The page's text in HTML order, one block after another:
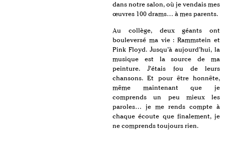
dans notre salon, où je vendais mes
œuvres 100 drams… à mes parents.
Au collège, deux géants ont
bouleversé ma vie : Rammstein et
Pink Floyd. Jusqu’à aujourd’hui, la
musique est la source de ma
peinture. J’étais fou de leurs
chansons. Et pour être honnête,
même maintenant que je
comprends un peu mieux les
paroles… je me rends compte à
chaque écoute que finalement, je
ne comprends toujours rien.